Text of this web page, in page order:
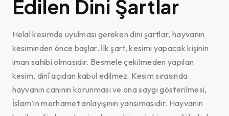
Edilen Dini Şartlar
Helal kesimde uyulması gereken dini şartlar, hayvanın
kesiminden önce başlar. İlk şart, kesimi yapacak kişinin
iman sahibi olmasıdır. Besmele çekilmeden yapılan
kesim, dinî açıdan kabul edilmez. Kesim sırasında
hayvanın canının korunması ve ona saygı gösterilmesi,
İslam’ın merhamet anlayışının yansımasıdır. Hayvanın